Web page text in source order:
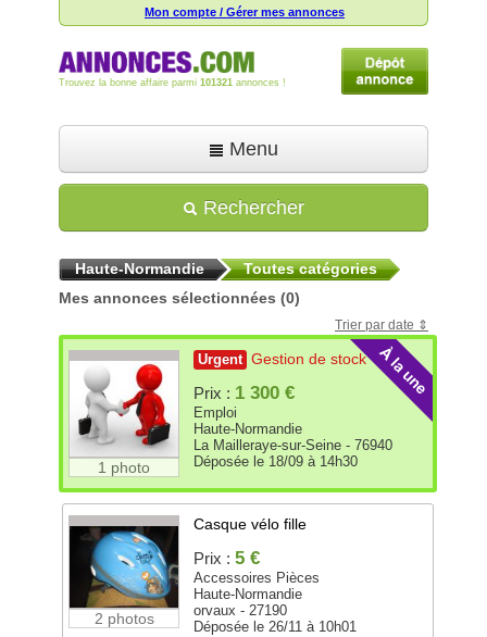
Mon compte / Gérer mes annonces
Trouvez la bonne affaire parmi 101321 annonces !
Menu
Déposer une annonce
Toutes les annonces
Aide
Rechercher
Haute-Normandie
Toutes catégories
Mes annonces sélectionnées (0)
Trier par date
1 photo
Urgent Gestion de stock
Prix : 1 300 €
Emploi
Haute-Normandie
La Mailleraye-sur-Seine - 76940
Déposée le 18/09 à 14h30
2 photos
Casque vélo fille
Prix : 5 €
Accessoires Pièces
Haute-Normandie
orvaux - 27190
Déposée le 26/11 à 10h01